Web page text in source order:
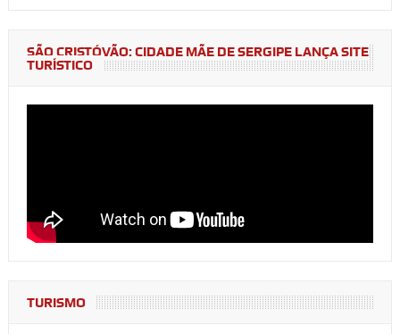
SÃO CRISTÓVÃO: CIDADE MÃE DE SERGIPE LANÇA SITE
TURÍSTICO
TURISMO